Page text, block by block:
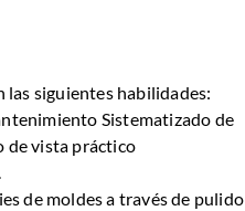
siguientes habilidades:
Sistematizado de
de vista práctico
de moldes a través de pulido